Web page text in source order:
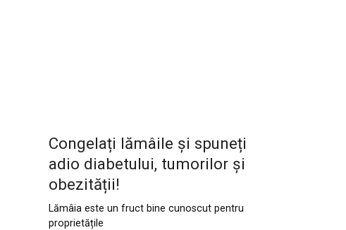
Congelați lămâile și spuneți
adio diabetului, tumorilor și
obezității!
Lămâia este un fruct bine cunoscut pentru
proprietățile